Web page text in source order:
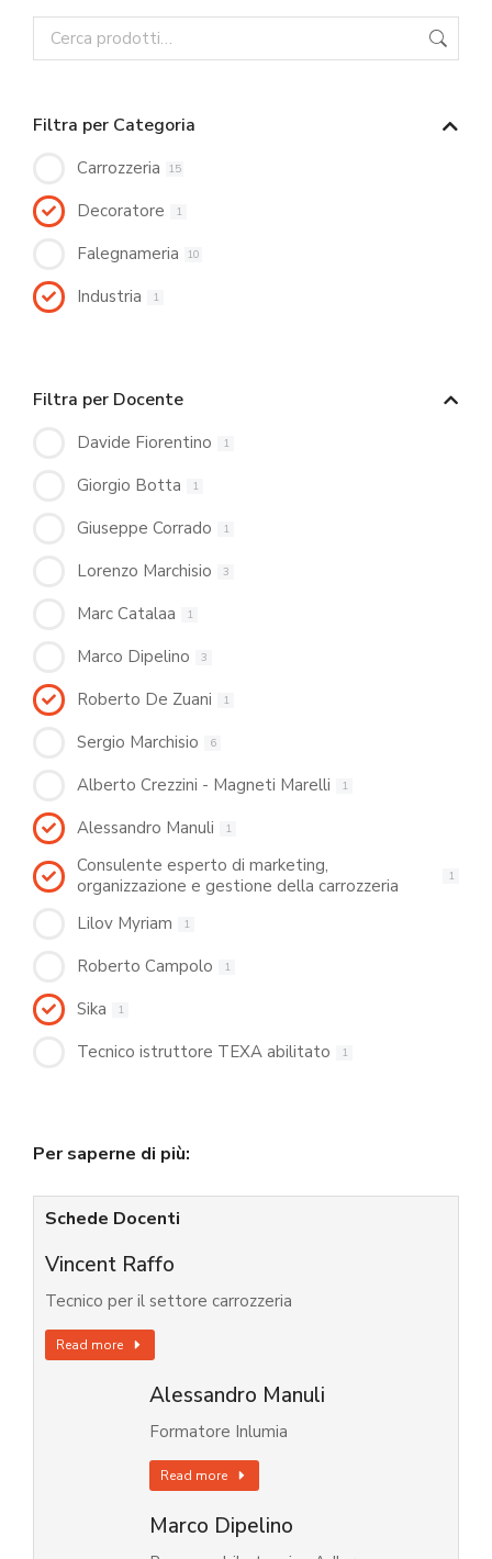
Filtra per Categoria
Carrozzeria 15
Decoratore 1
Falegnameria 10
Industria 1
Filtra per Docente
Davide Fiorentino 1
Giorgio Botta 1
Giuseppe Corrado 1
Lorenzo Marchisio 3
Marc Catalaa 1
Marco Dipelino 3
Roberto De Zuani 1
Sergio Marchisio 6
Alberto Crezzini - Magneti Marelli 1
Alessandro Manuli 1
Consulente esperto di marketing,
organizzazione e gestione della carrozzeria
1
Lilov Myriam 1
Roberto Campolo 1
Sika 1
Tecnico istruttore TEXA abilitato 1
Per saperne di più:
Schede Docenti
Vincent Raffo
Tecnico per il settore carrozzeria
Read more
Alessandro Manuli
Formatore Inlumia
Read more
Marco Dipelino